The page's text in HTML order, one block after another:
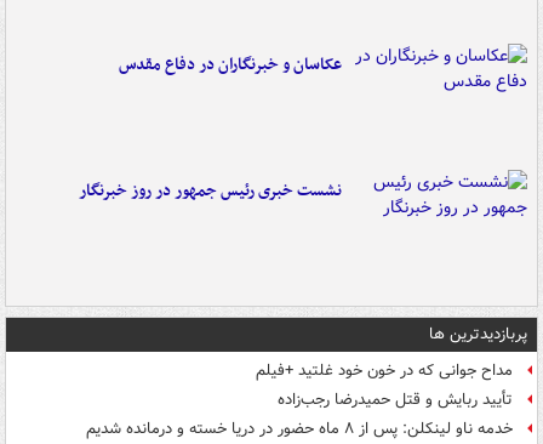
عکاسان و خبرنگاران در دفاع مقدس
نشست خبری رئیس جمهور در روز خبرنگار
پربازدیدترین ها
مداح جوانی که در خون خود غلتید +فیلم
تأیید ربایش و قتل حمیدرضا رجب‌زاده
خدمه ناو لینکلن: پس از ۸ ماه حضور در دریا خسته و درمانده‌ شدیم